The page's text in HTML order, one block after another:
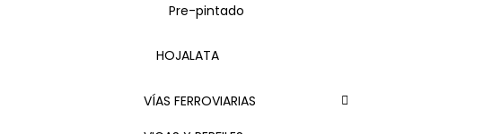
Pre-pintado
HOJALATA
VÍAS FERROVIARIAS